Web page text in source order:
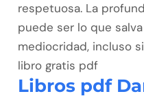
respetuosa. La
puede ser lo que
mediocridad, incluso
libro gratis pdf
Libros pdf